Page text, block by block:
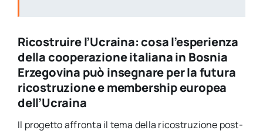
Ricostruire l’Ucraina: cosa l’esperienza
della cooperazione italiana in Bosnia
Erzegovina può insegnare per la futura
ricostruzione e membership europea
dell’Ucraina
Il progetto affronta il tema della ricostruzione post-